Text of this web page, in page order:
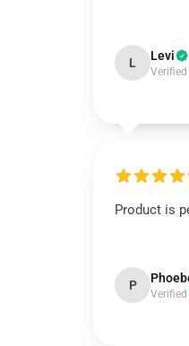
L Levi
Product is
P